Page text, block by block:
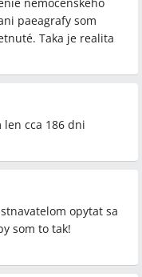
nemocenské
dokazovania
nemocenského
príspevok,
zo SP, prihlásenie
paeagrafy som
Taka je realita
cca 186 dni
opytat sa
som to tak!